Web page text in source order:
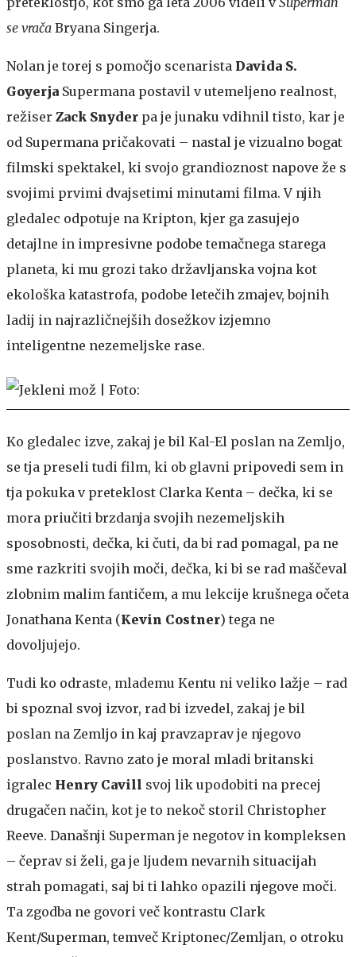
se vrača Bryana Singerja.
Nolan je torej s pomočjo scenarista Davida S.
Goyerja Supermana postavil v utemeljeno realnost,
režiser Zack Snyder pa je junaku vdihnil tisto, kar je
od Supermana pričakovati – nastal je vizualno bogat
filmski spektakel, ki svojo grandioznost napove že s
svojimi prvimi dvajsetimi minutami filma. V njih
gledalec odpotuje na Kripton, kjer ga zasujejo
detajlne in impresivne podobe temačnega starega
planeta, ki mu grozi tako državljanska vojna kot
ekološka katastrofa, podobe letečih zmajev, bojnih
ladij in najrazličnejših dosežkov izjemno
inteligentne nezemeljske rase.
Ko gledalec izve, zakaj je bil Kal-El poslan na Zemljo,
se tja preseli tudi film, ki ob glavni pripovedi sem in
tja pokuka v preteklost Clarka Kenta – dečka, ki se
mora priučiti brzdanja svojih nezemeljskih
sposobnosti, dečka, ki čuti, da bi rad pomagal, pa ne
sme razkriti svojih moči, dečka, ki bi se rad maščeval
zlobnim malim fantičem, a mu lekcije krušnega očeta
Jonathana Kenta (Kevin Costner) tega ne
dovoljujejo.
Tudi ko odraste, mlademu Kentu ni veliko lažje – rad
bi spoznal svoj izvor, rad bi izvedel, zakaj je bil
poslan na Zemljo in kaj pravzaprav je njegovo
poslanstvo. Ravno zato je moral mladi britanski
igralec Henry Cavill svoj lik upodobiti na precej
drugačen način, kot je to nekoč storil Christopher
Reeve. Današnji Superman je negotov in kompleksen
– čeprav si želi, ga je ljudem nevarnih situacijah
strah pomagati, saj bi ti lahko opazili njegove moči.
Ta zgodba ne govori več kontrastu Clark
Kent/Superman, temveč Kriptonec/Zemljan, o otroku